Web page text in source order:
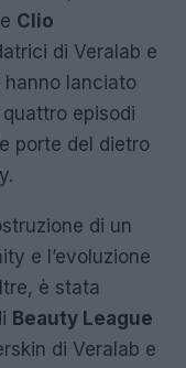
e Clio
di Veralab e
hanno lanciato
episodi
porte del dietro
di un
e l’evoluzione
è stata
Beauty League
di Veralab e